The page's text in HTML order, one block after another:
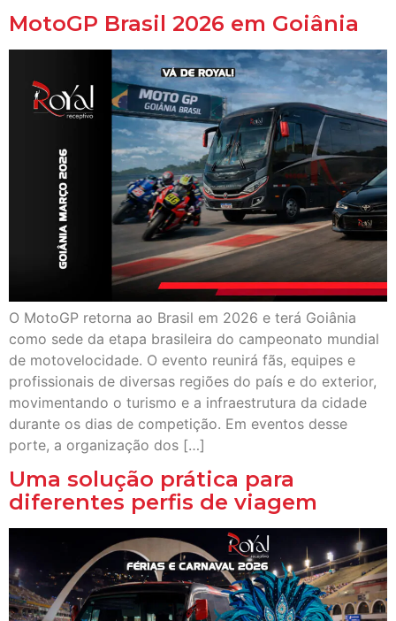
MotoGP Brasil 2026 em Goiânia
O MotoGP retorna ao Brasil em 2026 e terá Goiânia
como sede da etapa brasileira do campeonato mundial
de motovelocidade. O evento reunirá fãs, equipes e
profissionais de diversas regiões do país e do exterior,
movimentando o turismo e a infraestrutura da cidade
durante os dias de competição. Em eventos desse
porte, a organização dos […]
Uma solução prática para
diferentes perfis de viagem